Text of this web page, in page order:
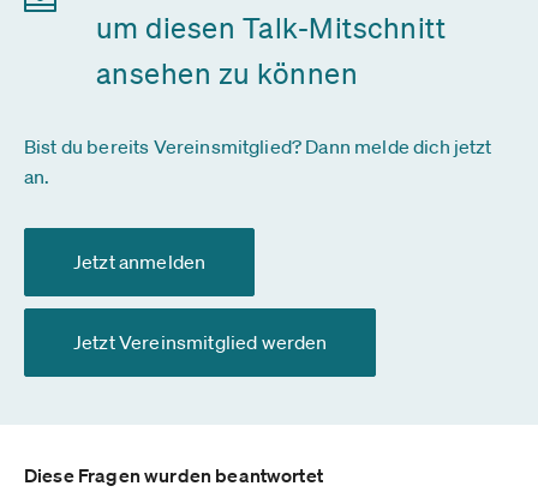
um diesen Talk-Mitschnitt
ansehen zu können
Bist du bereits Vereinsmitglied? Dann melde dich jetzt
an.
Jetzt anmelden
Jetzt Vereinsmitglied werden
Diese Fragen wurden beantwortet